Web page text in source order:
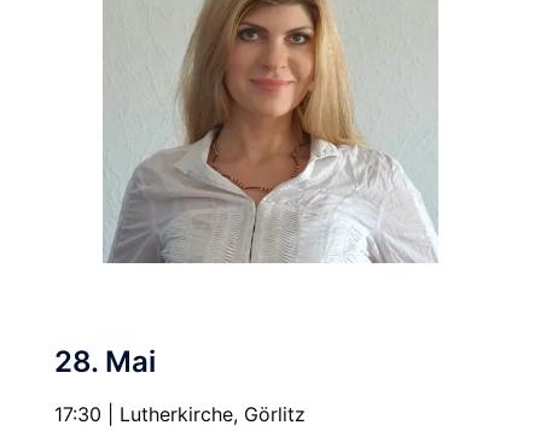
28. Mai
17:30 | Lutherkirche, Görlitz